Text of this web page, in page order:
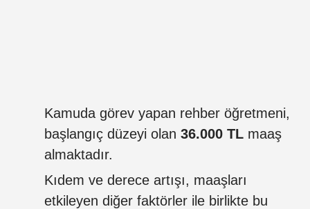
Kamuda görev yapan rehber öğretmeni,
başlangıç düzeyi olan 36.000 TL maaş
almaktadır.
Kıdem ve derece artışı, maaşları
etkileyen diğer faktörler ile birlikte bu